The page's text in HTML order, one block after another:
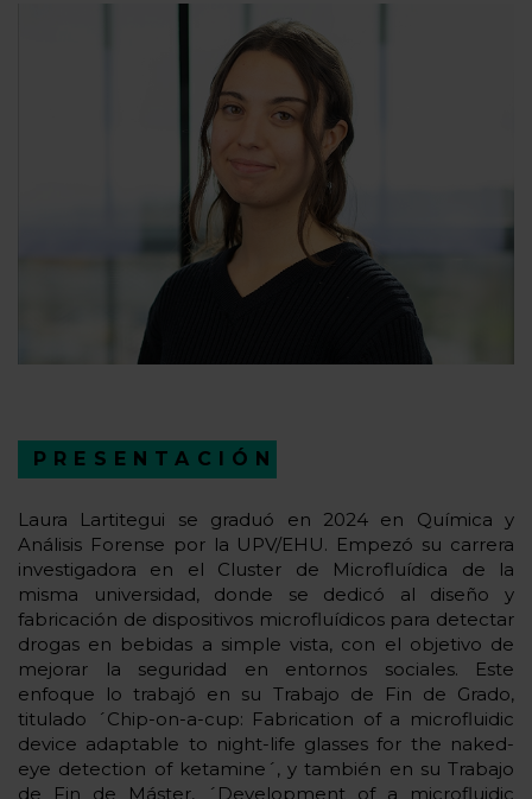
PRESENTACIÓN
Laura Lartitegui se graduó en 2024 en Química y
Análisis Forense por la UPV/EHU. Empezó su carrera
investigadora en el Cluster de Microfluídica de la
misma universidad, donde se dedicó al diseño y
fabricación de dispositivos microfluídicos para detectar
drogas en bebidas a simple vista, con el objetivo de
mejorar la seguridad en entornos sociales. Este
enfoque lo trabajó en su Trabajo de Fin de Grado,
titulado ´Chip-on-a-cup: Fabrication of a microfluidic
device adaptable to night-life glasses for the naked-
eye detection of ketamine´, y también en su Trabajo
de Fin de Máster, ´Development of a microfluidic